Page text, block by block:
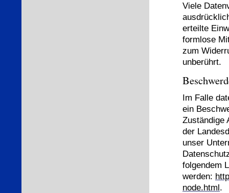
Viele
erteilte
formlose
zum
unberührt.
Im Falle
ein
Zuständige
der
unser
folgendem
werden:
node.html.